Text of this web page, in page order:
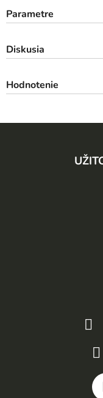
Parametre
Diskusia
Hodnotenie